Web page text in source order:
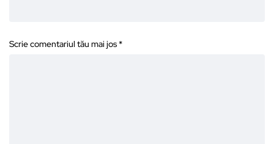
Scrie comentariul tău mai jos *